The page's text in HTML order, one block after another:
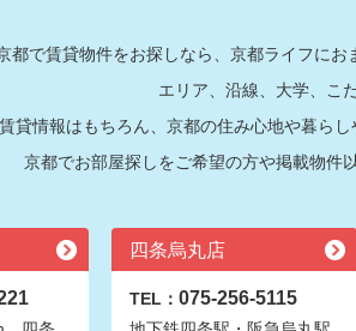
都で賃貸物件をお探しなら、京都ライフに
エリア、沿線、大学、こ
賃貸情報はもちろん、京都の住み心地や暮ら
京都でお部屋探しをご希望の方や掲載物件
四条烏丸店
TEL： 075-256-5115